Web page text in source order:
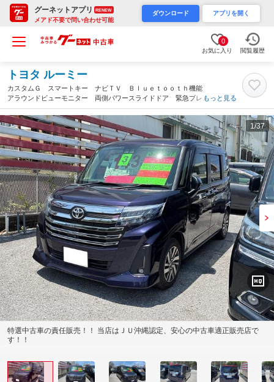
グーネットアプリ RENEW
メアド不要で問い合わせ可能
ダウンロード アプリを開く
0
お気に入り 閲覧履歴
トヨタ ルーミー
カスタムＧ スマートキー ナビＴＶ Ｂｌｕｅｔｏｏｔｈ機能
アラウンドビューモニター 両側パワースライドドア 緊急ブレー
キサポート ＬＥＤヘッドライト（沖縄県）
もっと見る
1/37
特選中古車の責任販売！！ 当店はＪＵ沖縄認定、安心の中古車適正販売店で
す！！